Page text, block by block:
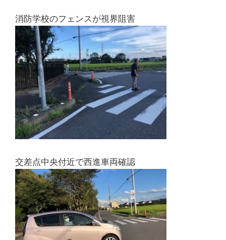
消防学校のフェンスが視界阻害
交差点中央付近で西進車両確認